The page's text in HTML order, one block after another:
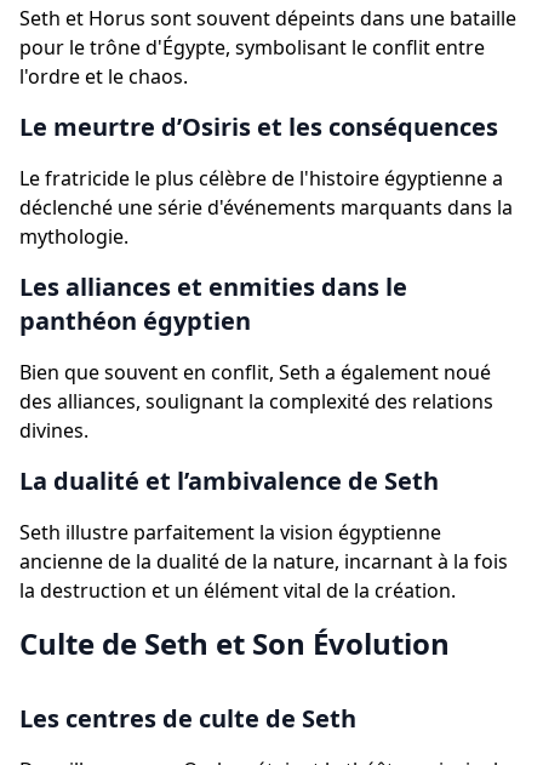
Seth et Horus sont souvent dépeints dans une bataille
pour le trône d'Égypte, symbolisant le conflit entre
l'ordre et le chaos.
Le meurtre d’Osiris et les conséquences
Le fratricide le plus célèbre de l'histoire égyptienne a
déclenché une série d'événements marquants dans la
mythologie.
Les alliances et enmities dans le
panthéon égyptien
Bien que souvent en conflit, Seth a également noué
des alliances, soulignant la complexité des relations
divines.
La dualité et l’ambivalence de Seth
Seth illustre parfaitement la vision égyptienne
ancienne de la dualité de la nature, incarnant à la fois
la destruction et un élément vital de la création.
Culte de Seth et Son Évolution
Les centres de culte de Seth